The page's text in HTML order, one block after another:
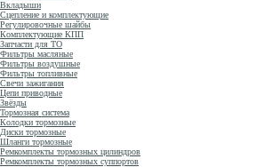
Вкладыши
Сцепление и комплектующие
Регулировочные шайбы
Комплектующие КПП
Запчасти для ТО
Фильтры масляные
Фильтры воздушные
Фильтры топливные
Свечи зажигания
Цепи приводные
Звёзды
Тормозная система
Колодки тормозные
Диски тормозные
Шланги тормозные
Ремкомплекты тормозных цилиндров
Ремкомплекты тормозных суппортов